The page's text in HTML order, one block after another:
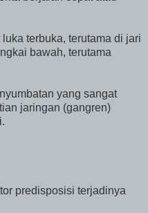
terbuka, terutama di jari
bawah, terutama
yang sangat
jaringan (gangren)
predisposisi terjadinya